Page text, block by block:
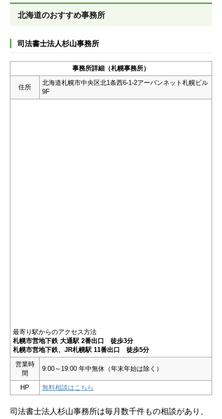
北海道のおすすめ事務所
司法書士法人杉山事務所
事務所詳細（札幌事務所）
住所
北海道札幌市中央区北1条西6-1-2アーバンネット札幌ビル
9F
最寄り駅からのアクセス方法
札幌市営地下鉄 大通駅 2番出口 徒歩3分
札幌市営地下鉄、JR札幌駅 11番出口 徒歩5分
営業時
間
9:00～19:00 年中無休（年末年始は除く）
HP 無料相談はこちら
司法書士法人杉山事務所は毎月数千件もの相談があり、